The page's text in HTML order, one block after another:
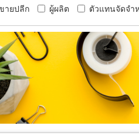
ายปลีก ผู้ผลิต ตัวแทนจัดจำ